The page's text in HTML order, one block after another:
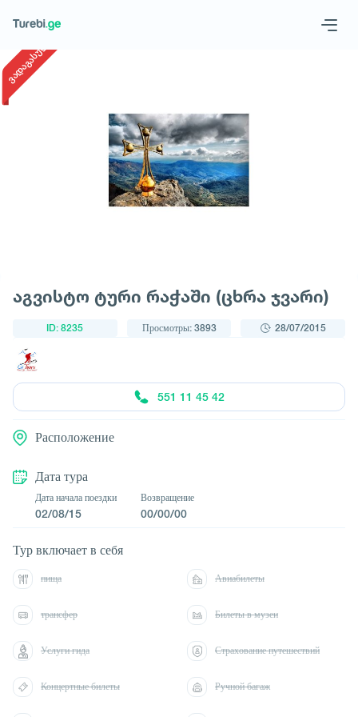
Запросить тур
ვადაგასული
აგვისტო ტური რაჭაში (ცხრა ჯვარი)
ID: 8235 Просмотры: 3893 28/07/2015
551 11 45 42
Расположение
Дата тура
Дата начала поездки
02/08/15
Возвращение
00/00/00
Тур включает в себя
пища Авиабилеты
трансфер Билеты в музеи
Услуги гида Страхование путешествий
Концертные билеты Ручной багаж